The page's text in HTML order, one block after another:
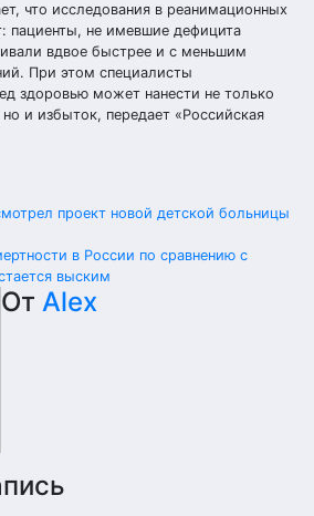
что исследования в реанимационных
пациенты, не имевшие дефицита
вдвое быстрее и с меньшим
При этом специалисты
здоровью может нанести не только
и избыток, передает «Российская
проект новой детской больницы
в России по сравнению с
выским
От Alex